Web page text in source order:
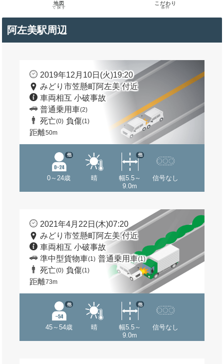
地図
で探す
こだわり
条件
阿左美駅周辺
2019年12月10日(火)19:20
みどり市笠懸町阿左美 付近
車両相互 小破事故
普通乗用車(2)
死亡(0) 負傷(1)
距離50m
0～24歳
他
晴
幅5.5～
9.0m
他
信号なし
2021年4月22日(木)07:20
みどり市笠懸町阿左美 付近
車両相互 小破事故
準中型貨物車(1) 普通乗用車(1)
死亡(0) 負傷(1)
距離73m
45～54歳
他
晴
幅5.5～
9.0m
他
信号なし